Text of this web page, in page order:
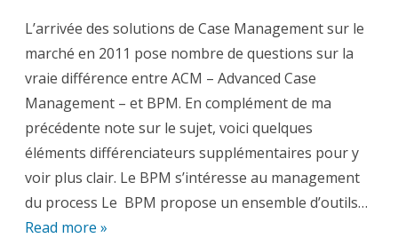
le
BPM
et
le
Case
Management
ou
ACM
L’arrivée des solutions de Case Management sur le
marché en 2011 pose nombre de questions sur la
vraie différence entre ACM – Advanced Case
Management – et BPM. En complément de ma
précédente note sur le sujet, voici quelques
éléments différenciateurs supplémentaires pour y
voir plus clair. Le BPM s’intéresse au management
du process Le BPM propose un ensemble d’outils…
Read more »